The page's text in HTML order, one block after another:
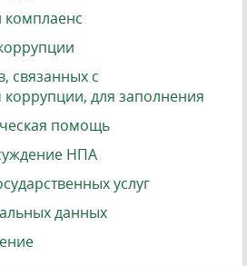
связанных с
для заполнения
помощь
НПА
услуг
данных